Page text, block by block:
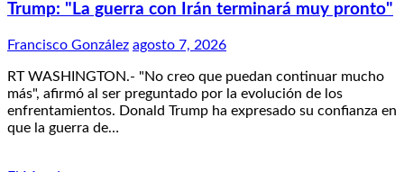
Trump: "La guerra con Irán terminará muy pronto"
Francisco González agosto 7, 2026
RT WASHINGTON.- "No creo que puedan continuar mucho
más", afirmó al ser preguntado por la evolución de los
enfrentamientos. Donald Trump ha expresado su confianza en
que la guerra de…